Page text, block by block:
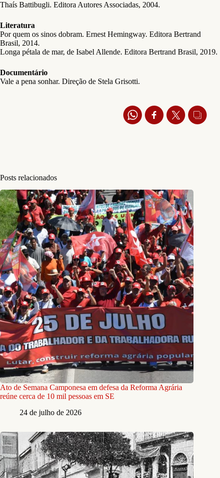
Thaís Battibugli. Editora Autores Associadas, 2004.
Literatura
Por quem os sinos dobram. Ernest Hemingway. Editora Bertrand
Brasil, 2014.
Longa pétala de mar, de Isabel Allende. Editora Bertrand Brasil, 2019.
Documentário
Vale a pena sonhar. Direção de Stela Grisotti.
Posts relacionados
Ato de Semana Camponesa em defesa da Reforma Agrária
reúne cerca de 10 mil pessoas em SE
24 de julho de 2026